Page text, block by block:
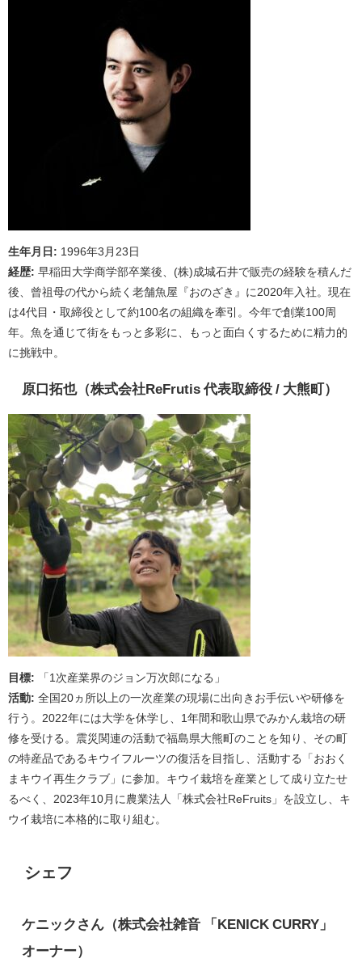
生年月日: 1996年3月23日
経歴: 早稲田大学商学部卒業後、(株)成城石井で販売の経験を積んだ
後、曾祖母の代から続く老舗魚屋『おのざき』に2020年入社。現在
は4代目・取締役として約100名の組織を牽引。今年で創業100周
年。魚を通じて街をもっと多彩に、もっと面白くするために精力的
に挑戦中。
原口拓也（株式会社ReFrutis 代表取締役 / 大熊町）
目標: 「1次産業界のジョン万次郎になる」
活動: 全国20ヵ所以上の一次産業の現場に出向きお手伝いや研修を
行う。2022年には大学を休学し、1年間和歌山県でみかん栽培の研
修を受ける。震災関連の活動で福島県大熊町のことを知り、その町
の特産品であるキウイフルーツの復活を目指し、活動する「おおく
まキウイ再生クラブ」に参加。キウイ栽培を産業として成り立たせ
るべく、2023年10月に農業法人「株式会社ReFruits」を設立し、キ
ウイ栽培に本格的に取り組む。
シェフ
ケニックさん（株式会社雑音 「KENICK CURRY」
オーナー）